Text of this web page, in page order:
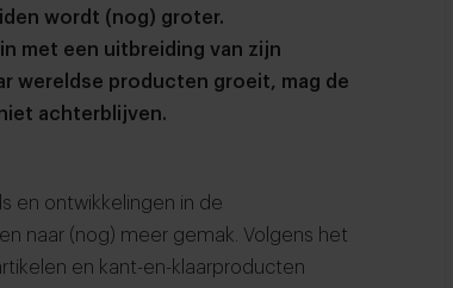
wordt (nog) groter.
met een uitbreiding van zijn
wereldse producten groeit, mag de
achterblijven.
en ontwikkelingen in de
naar (nog) meer gemak. Volgens het
en kant-en-klaarproducten